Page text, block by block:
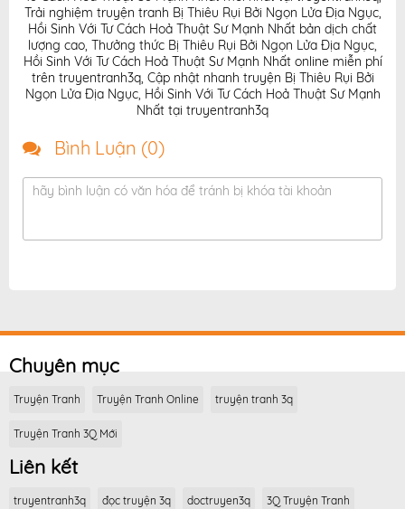
Trải nghiệm truyện tranh Bị Thiêu Rụi Bởi Ngọn Lửa Địa Ngục,
Hồi Sinh Với Tư Cách Hoả Thuật Sư Mạnh Nhất bản dịch chất
lượng cao, Thưởng thức Bị Thiêu Rụi Bởi Ngọn Lửa Địa Ngục,
Hồi Sinh Với Tư Cách Hoả Thuật Sư Mạnh Nhất online miễn phí
trên truyentranh3q, Cập nhật nhanh truyện Bị Thiêu Rụi Bởi
Ngọn Lửa Địa Ngục, Hồi Sinh Với Tư Cách Hoả Thuật Sư Mạnh
Nhất tại truyentranh3q
Bình Luận (0)
hãy bình luận có văn hóa để tránh bị khóa tài khoản
Chuyên mục
Truyện Tranh Truyện Tranh Online truyện tranh 3q
Truyện Tranh 3Q Mới
Liên kết
truyentranh3q đọc truyện 3q doctruyen3q 3Q Truyện Tranh